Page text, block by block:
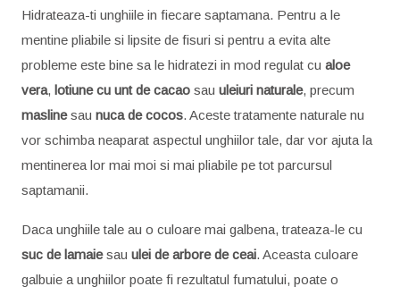
Hidrateaza-ti unghiile in fiecare saptamana. Pentru a le
mentine pliabile si lipsite de fisuri si pentru a evita alte
probleme este bine sa le hidratezi in mod regulat cu aloe
vera, lotiune cu unt de cacao sau uleiuri naturale, precum
maslinesau nuca de cocos. Aceste tratamente naturale nu
vor schimba neaparat aspectul unghiilor tale, dar vor ajuta la
mentinerea lor mai moi si mai pliabile pe tot parcursul
saptamanii.
Daca unghiile tale au o culoare mai galbena, trateaza-le cu
suc de lamaiesau ulei de arbore de ceai. Aceasta culoare
galbuie a unghiilor poate fi rezultatul fumatului, poate o